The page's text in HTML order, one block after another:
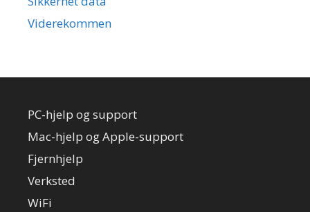
Viderekommen
PC-hjelp og support
Mac-hjelp og Apple-support
Fjernhjelp
Verksted
WiFi